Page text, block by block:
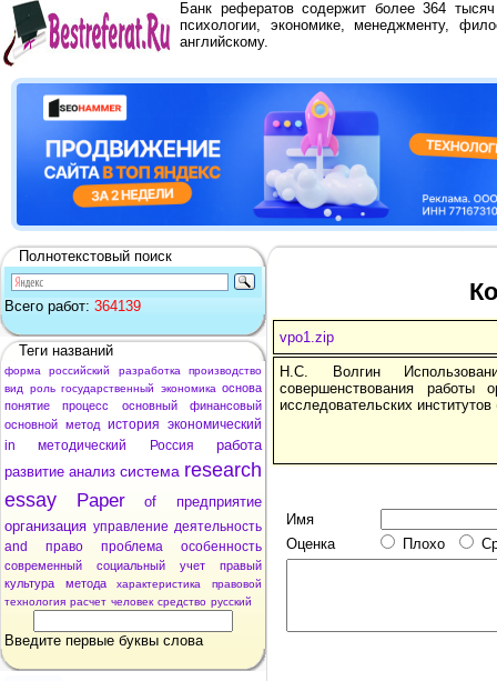
Банк рефератов содержит более 364
психологии, экономике, менеджменту,
английскому.
Полнотекстовый поиск
Всего работ: 364139
Теги названий
форма российский разработка
производство
вид
роль государственный экономика основа
понятие
процесс основный
финансовый
основной метод история экономический
in
методический Россия
работа
развитие анализ система research
essay
Paper of
предприятие
организация управление деятельность
and
право проблема особенность
современный социальный учет
правый
культура
метода характеристика
правовой
технология расчет человек средство русский
Введите первые буквы слова
vpo1.zip
Н.С. Волгин
совершенствования работы
исследовательских
Имя
Оценка
Плохо